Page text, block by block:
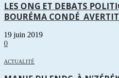
LES ONG ET DEBATS
BOURÉMA CONDÉ
19 juin 2019
0
ACTUALITÉ